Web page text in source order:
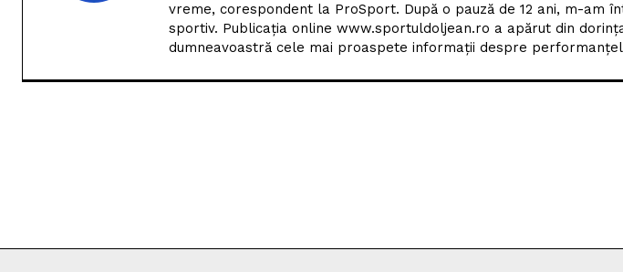
vreme, corespondent la ProSport. După o pauză de 12 ani, m-am
sportiv. Publicația online www.sportuldoljean.ro a apărut din
dumneavoastră cele mai proaspete informații despre